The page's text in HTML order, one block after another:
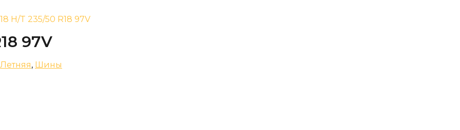
H/T 235/50 R18 97V
97V
Летняя, Шины